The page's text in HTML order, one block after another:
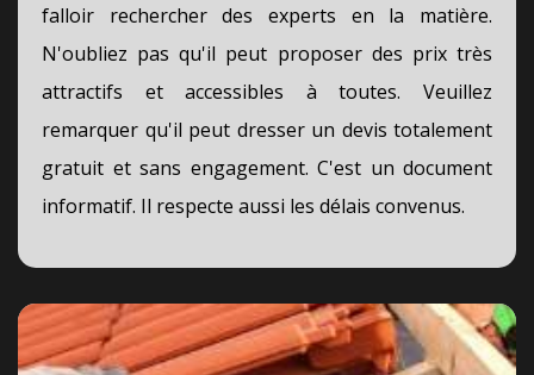
falloir rechercher des experts en la matière.
N'oubliez pas qu'il peut proposer des prix très
attractifs et accessibles à toutes. Veuillez
remarquer qu'il peut dresser un devis totalement
gratuit et sans engagement. C'est un document
informatif. Il respecte aussi les délais convenus.